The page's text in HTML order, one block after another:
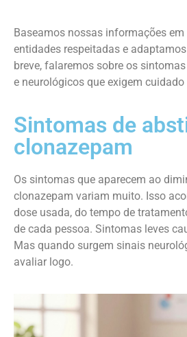
Baseamos nossas informações
entidades respeitadas e
breve, falaremos sobre os
e neurológicos que exigem cuidado
Sintomas de
clonazepam
Os sintomas que aparecem ao
clonazepam variam muito. Isso
dose usada, do tempo de
de cada pessoa. Sintomas leves
Mas quando surgem sinais
avaliar logo.